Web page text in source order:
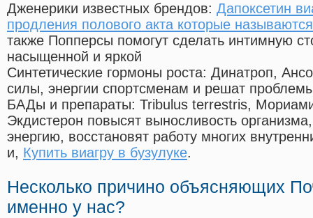
Дженерики известных брендов: Дапоксетин
продления полового акта которые
также Попперсы помогут сделать интимную
насыщенной и яркой
Синтетические гормоны роста: Динатроп,
силы, энергии спортсменам и решат
БАДы и препараты: Tribulus terrestris,
Экдистерон повысят выносливость
энергию, восстановят работу многих
и, Купить виагру в бузулуке.
Несколько причино объясняющих
именно у нас?